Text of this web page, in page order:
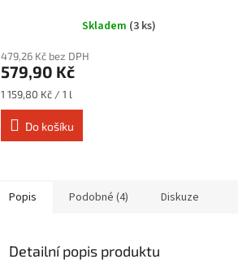
Skladem (3 ks)
479,26 Kč bez DPH
579,90 Kč
Měrná
cena:
1 159,80 Kč / 1 l
Do košíku
Popis Podobné (4) Diskuze
Detailní popis produktu